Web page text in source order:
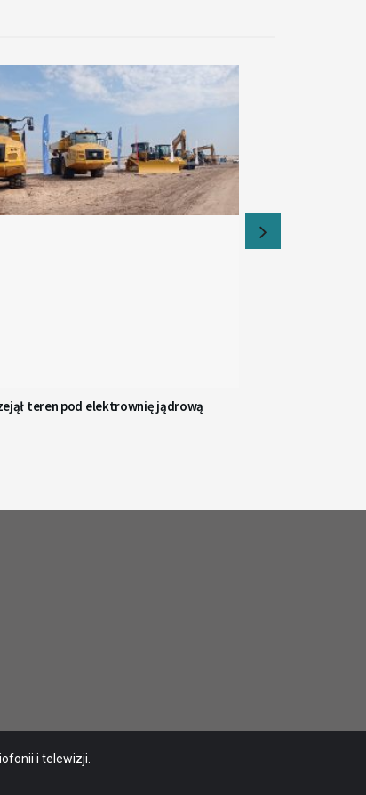
teren pod elektrownię jądrową
i telewizji.